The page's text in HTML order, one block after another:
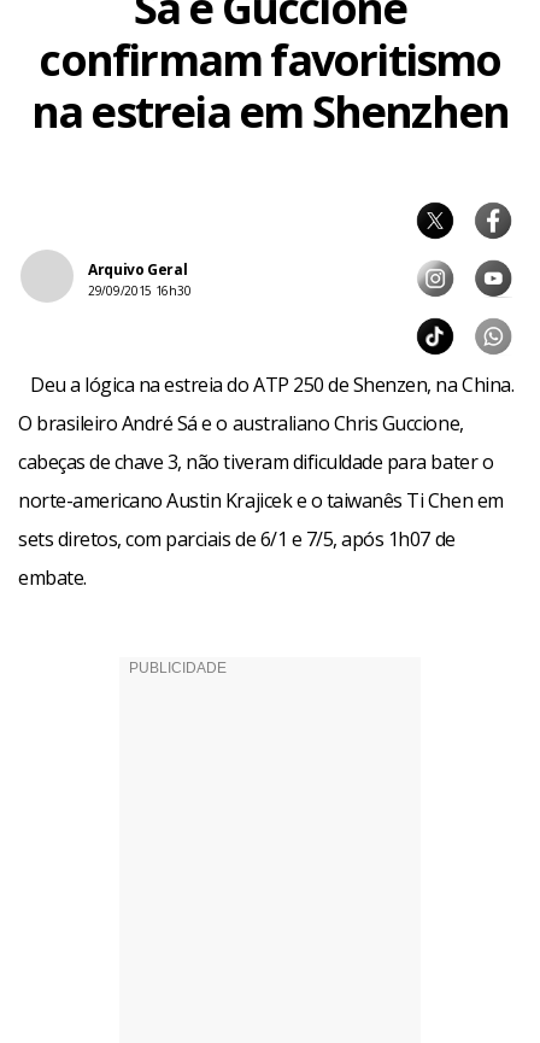
confirmam favoritismo
na estreia em Shenzhen
Arquivo Geral
29/09/2015 16h30
Deu a lógica na estreia do ATP 250 de Shenzen, na China.
O brasileiro André Sá e o australiano Chris Guccione,
cabeças de chave 3, não tiveram dificuldade para bater o
norte-americano Austin Krajicek e o taiwanês Ti Chen em
sets diretos, com parciais de 6/1 e 7/5, após 1h07 de
embate.